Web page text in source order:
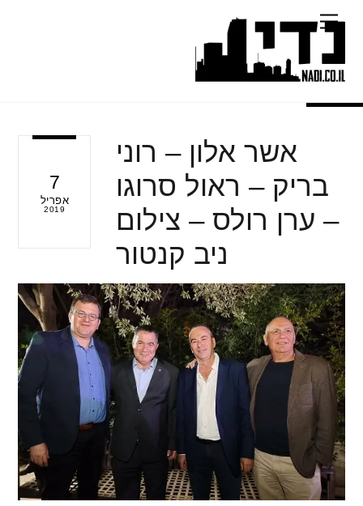
content
Menu
7
אפריל
2019
אשר אלון – רוני
בריק – ראול סרוגו
– ערן רולס – צילום
ניב קנטור